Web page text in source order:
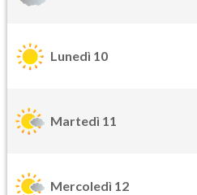
Lunedì 10
Martedì 11
Mercoledì 12